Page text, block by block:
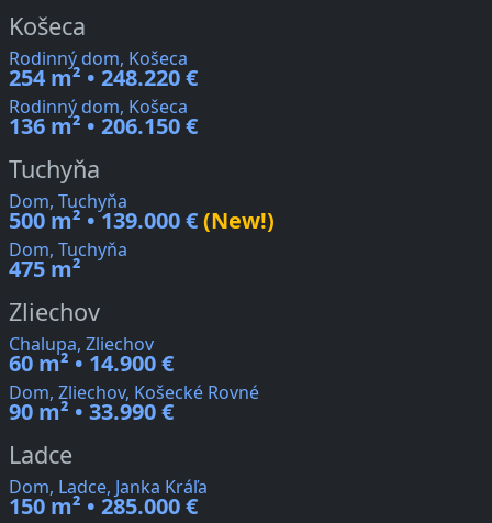
Košeca
Rodinný dom, Košeca
254 m² • 248.220 €
Rodinný dom, Košeca
136 m² • 206.150 €
Tuchyňa
Dom, Tuchyňa
500 m² • 139.000 €(New!)
Dom, Tuchyňa
475 m²
Zliechov
Chalupa, Zliechov
60 m² • 14.900 €
Dom, Zliechov, Košecké Rovné
90 m² • 33.990 €
Ladce
Dom, Ladce, Janka Kráľa
150 m² • 285.000 €